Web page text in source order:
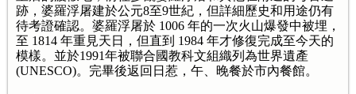
跡，婆羅浮屠建於公元8至9世紀，但詳細歷史和用途仍有
待考證確認。婆羅浮屠於 1006 年的一次火山爆發中被埋，
至 1814 年重見天日，但直到 1984 年才修復完成至今天的
模樣。並於1991年被聯合國教科文組織列為世界遺產
(UNESCO)。完畢後返回日惹，午、晚餐於市內餐館。